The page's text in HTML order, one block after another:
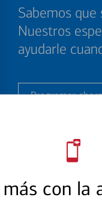
con la
Sabemos que
Nuestros
ayudarle
Programar ahora
Los productos de
No